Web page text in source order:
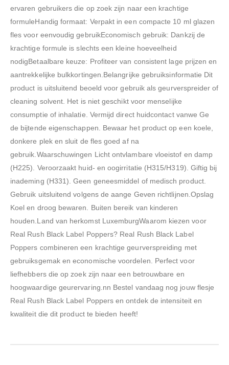
ervaren gebruikers die op zoek zijn naar een krachtige
formuleHandig formaat: Verpakt in een compacte 10 ml glazen
fles voor eenvoudig gebruikEconomisch gebruik: Dankzij de
krachtige formule is slechts een kleine hoeveelheid
nodigBetaalbare keuze: Profiteer van consistent lage prijzen en
aantrekkelijke bulkkortingen.Belangrijke gebruiksinformatie Dit
product is uitsluitend beoeld voor gebruik als geurverspreider of
cleaning solvent. Het is niet geschikt voor menselijke
consumptie of inhalatie. Vermijd direct huidcontact vanwe Ge
de bijtende eigenschappen. Bewaar het product op een koele,
donkere plek en sluit de fles goed af na
gebruik.Waarschuwingen Licht ontvlambare vloeistof en damp
(H225). Veroorzaakt huid- en oogirritatie (H315/H319). Giftig bij
inademing (H331). Geen geneesmiddel of medisch product.
Gebruik uitsluitend volgens de aange Geven richtlijnen.Opslag
Koel en droog bewaren. Buiten bereik van kinderen
houden.Land van herkomst LuxemburgWaarom kiezen voor
Real Rush Black Label Poppers? Real Rush Black Label
Poppers combineren een krachtige geurverspreiding met
gebruiksgemak en economische voordelen. Perfect voor
liefhebbers die op zoek zijn naar een betrouwbare en
hoogwaardige geurervaring.nn Bestel vandaag nog jouw flesje
Real Rush Black Label Poppers en ontdek de intensiteit en
kwaliteit die dit product te bieden heeft!